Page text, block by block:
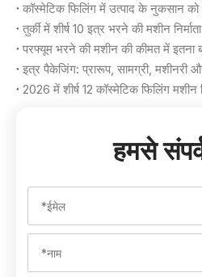
कॉस्मेटिक फिलिंग में उत्पाद के नुकसान
तुर्की में शीर्ष 10 इत्र भरने की मशीन निर्माता
परफ्यूम भरने की मशीन की कीमत में इतना
इत्र पैकेजिंग: प्रारूप, सामग्री, मशीनरी
2026 में शीर्ष 12 कॉस्मेटिक फिलिंग मशीन
हमसे